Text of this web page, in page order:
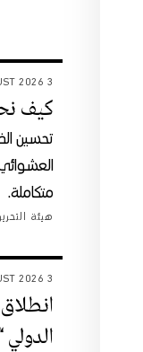
3 AUGUST 2026
كيف
تحسين
متكاملة.
هيئة التحرير
3 AUGUST 2026